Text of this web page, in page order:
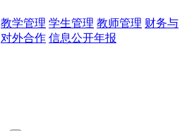
教学管理 学生管理 教师管理 财务与
对外合作 信息公开年报